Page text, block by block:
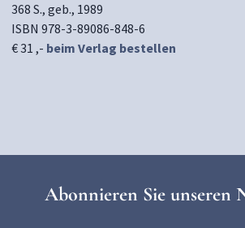
368 S., geb., 1989
ISBN 978-3-89086-848-6
€ 31 ,- beim Verlag bestellen
Abonnieren Sie unseren